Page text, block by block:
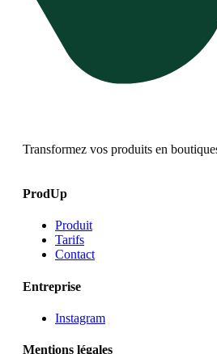
Transformez vos produits en
ProdUp
Produit
Tarifs
Contact
Entreprise
Instagram
Mentions légales